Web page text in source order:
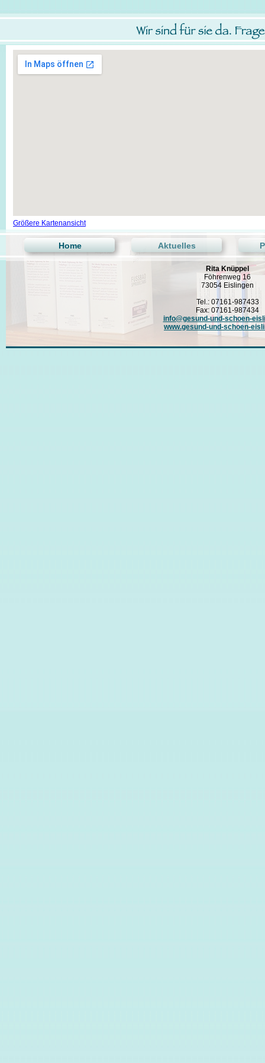
Größere Kartenansicht
Rita Knüppel
Föhrenweg 16
73054 Eislingen
Tel.: 07161-987433
Fax: 07161-987434
info@gesund-und-schoen-
www.gesund-und-schoen-
Home Aktuelles